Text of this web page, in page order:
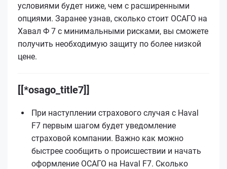
условиями будет ниже, чем с расширенными
опциями. Заранее узнав, сколько стоит ОСАГО на
Хавал Ф 7 с минимальными рисками, вы сможете
получить необходимую защиту по более низкой
цене.
[[*osago_title7]]
При наступлении страхового случая с Haval
F7 первым шагом будет уведомление
страховой компании. Важно как можно
быстрее сообщить о происшествии и начать
оформление ОСАГО на Haval F7. Сколько